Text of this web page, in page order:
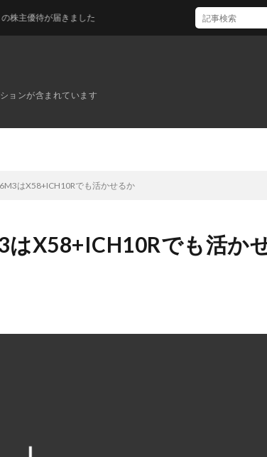
ョンが含まれています
優待が届きました
はX58+ICH10Rでも活かせるか
はX58+ICH10Rでも活か